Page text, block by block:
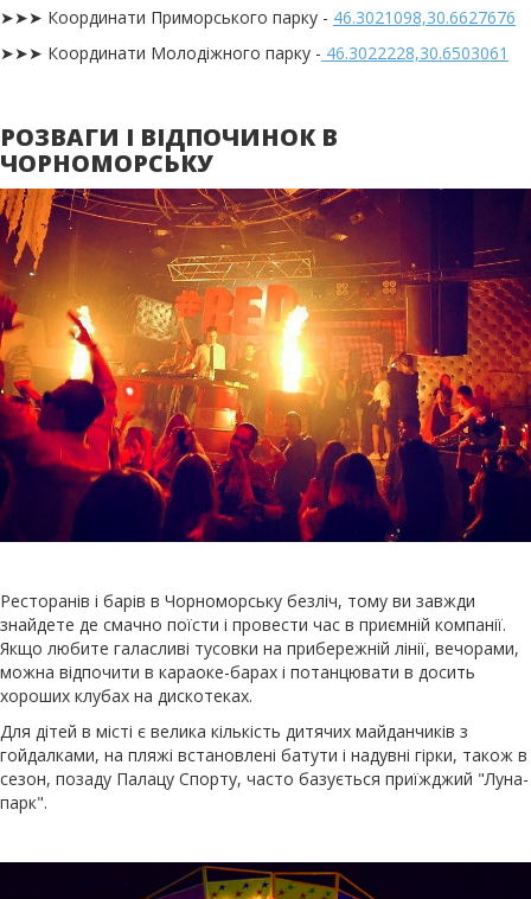
➤➤➤ Координати Приморського парку - 46.3021098,30.6627676
➤➤➤ Координати Молодіжного парку - 46.3022228,30.6503061
РОЗВАГИ І ВІДПОЧИНОК В
ЧОРНОМОРСЬКУ
Ресторанів і барів в Чорноморську безліч, тому ви завжди
знайдете де смачно поїсти і провести час в приємній компанії.
Якщо любите галасливі тусовки на прибережній лінії, вечорами,
можна відпочити в караоке-барах і потанцювати в досить
хороших клубах на дискотеках.
Для дітей в місті є велика кількість дитячих майданчиків з
гойдалками, на пляжі встановлені батути і надувні гірки, також в
сезон, позаду Палацу Спорту, часто базується приїжджий "Луна-
парк".